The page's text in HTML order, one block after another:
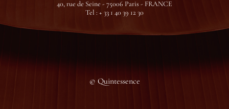
40, rue de Seine - 75006 Paris - FRANCE
Tel : + 33 1 40 39 12 30
© Quintessence